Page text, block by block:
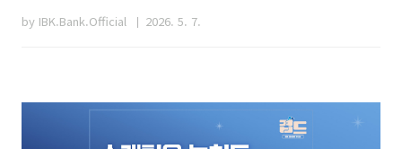
by IBK.Bank.Official 2026. 5. 7.